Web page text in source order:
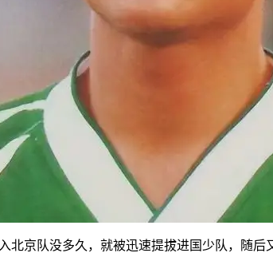
北京队没多久，就被迅速提拔进国少队，随后